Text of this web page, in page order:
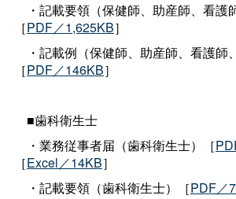
・記載要領（保健師、助産師、看護
［PDF／1,625KB］
・記載例（保健師、助産師、看護師
［PDF／146KB］
■歯科衛生士
・業務従事者届（歯科衛生士）［
［Excel／14KB］
・記載要領（歯科衛生士）［PDF／